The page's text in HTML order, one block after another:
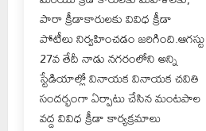
పారా క్రీడాకారులకు వివిధ క్రీడా
పోటీలు నిర్వహించడం జరిగింది.ఆగస్టు
27వ తేదీ నాడు నగరంలోని అన్ని
స్టేడియాల్లో వినాయక వినాయక చవితి
సందర్భంగా ఏర్పాటు చేసిన మంటపాల
వద్ద వివిధ క్రీడా కార్యక్రమాలు